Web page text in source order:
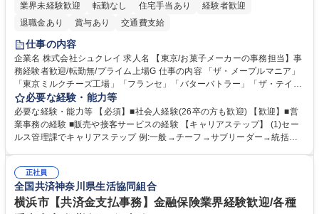
業界未経験歓迎
転勤なし 住宅手当あり
経験者歓迎
退職金あり
賞与あり 交通費支給
仕事の内容
企業名 株式会社シュクレイ 求人名 【東京/お菓子メーカーの事務担当】事
務経験者歓迎/転勤無/プライム上場G 仕事の内容 「ザ・メープルマニア」
「東京ミルクチーズ工場」「フランセ」「バターバトラー」「ザ・テイラ
ー」「DROOLY」等のブランドを多数展開する当社にて、オリジナル菓子
ブランド商品の事務業務をお任せいたします。 【具体的な業務内容】 ■店
舗からの発注受付/PC入力業務 ■受電対応(社内/社外) ■商品のマスター登
録 ■日々の売上抽出・報告 ■提携企業への書類送付業務 ■契約書管理業務
必要な経験・能力等
必要な経験・能力等 【必須】■社会人経験(26卒の方も歓迎) 【歓迎】■営
業事務の経験 ■販売や接客サービスの経験 【キャリアステップ】 (1)セー
ルス管理課でキャリアステップ 例:一般→チーフ→サブリーダー→統括リ
や個別面談を通してご自身のキャリアと向き合っていただき、会社として
もバックアップしていきます。 学歴・資格 学歴：大学院 大学 高専 短大
専修学校 高校 語学力： 資格：
正社員
全国共済神奈川県生活協同組合
横浜市【共済金支払事務】金融保険業界経験歓迎/各種